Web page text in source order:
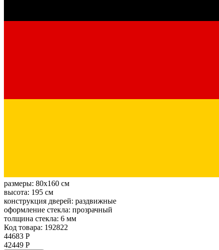
размеры: 80x160 см
высота: 195 см
конструкция дверей: раздвижные
оформление стекла: прозрачный
толщина стекла: 6 мм
Код товара: 192822
44683 Р
42449 Р